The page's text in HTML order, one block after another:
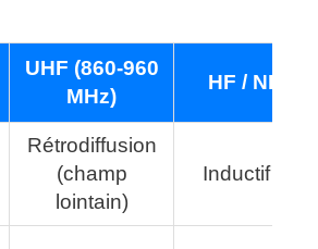
UHF (860-960
MHz)
HF / NFC
Rétrodiffusion
(champ
lointain)
Inductif